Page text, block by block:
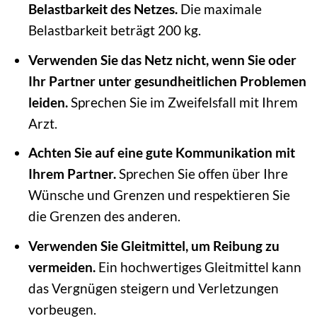
Belastbarkeit des Netzes.Die maximale
Belastbarkeit beträgt 200 kg.
Verwenden Sie das Netz nicht, wenn Sie oder
Ihr Partner unter gesundheitlichen Problemen
leiden.Sprechen Sie im Zweifelsfall mit Ihrem
Arzt.
Achten Sie auf eine gute Kommunikation mit
Ihrem Partner.Sprechen Sie offen über Ihre
Wünsche und Grenzen und respektieren Sie
die Grenzen des anderen.
Verwenden Sie Gleitmittel, um Reibung zu
vermeiden.Ein hochwertiges Gleitmittel kann
das Vergnügen steigern und Verletzungen
vorbeugen.